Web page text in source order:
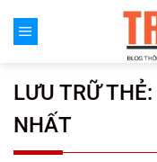
đến
LƯU TRỮ THẺ:
NHẤT